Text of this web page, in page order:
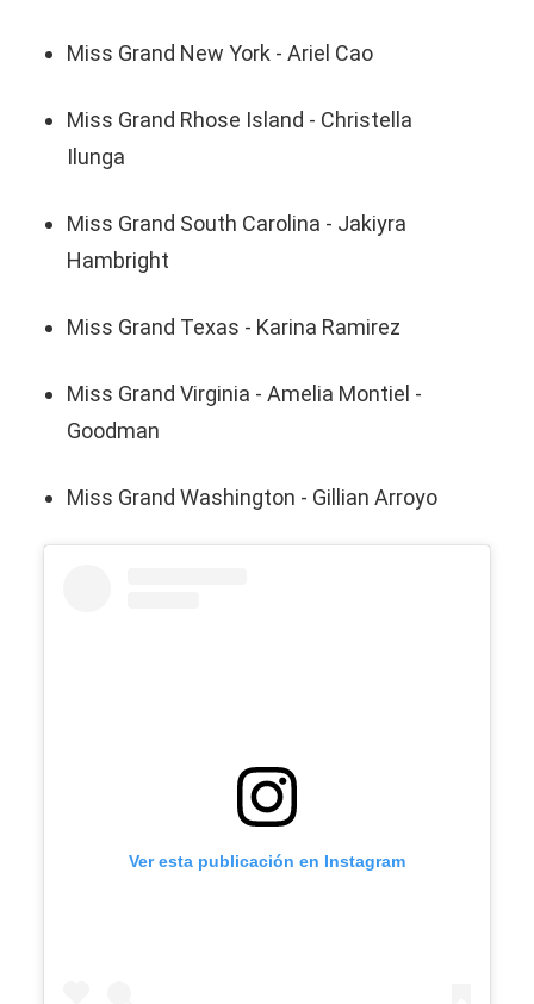
Miss Grand New York - Ariel Cao
Miss Grand Rhose Island - Christella
Ilunga
Miss Grand South Carolina - Jakiyra
Hambright
Miss Grand Texas - Karina Ramirez
Miss Grand Virginia - Amelia Montiel -
Goodman
Miss Grand Washington - Gillian Arroyo
Ver esta publicación en Instagram